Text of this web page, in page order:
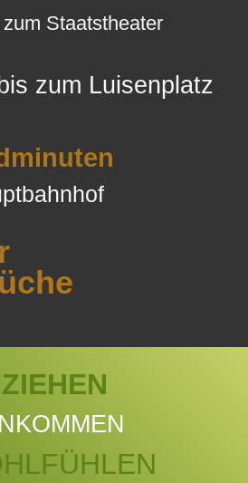
Staatstheater
bis zum Luisenplatz